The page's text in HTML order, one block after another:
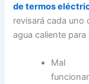
de termos
revisará cada uno
agua caliente
Mal